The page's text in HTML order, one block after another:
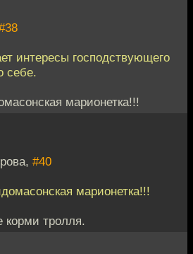
интересы господствующего
себе.
марионетка!!!
#40
марионетка!!!
корми тролля.